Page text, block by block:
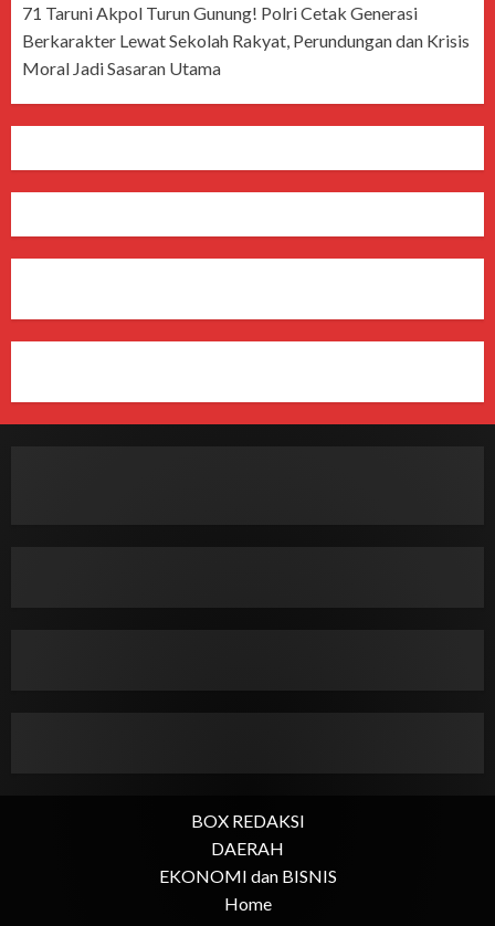
71 Taruni Akpol Turun Gunung! Polri Cetak Generasi
Berkarakter Lewat Sekolah Rakyat, Perundungan dan Krisis
Moral Jadi Sasaran Utama
BOX REDAKSI
DAERAH
EKONOMI dan BISNIS
Home